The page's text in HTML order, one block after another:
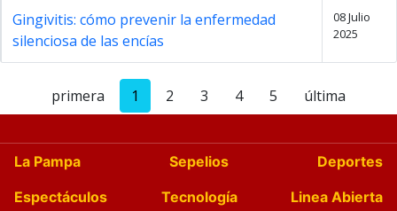
Gingivitis: cómo prevenir la enfermedad
silenciosa de las encías
08 Julio
2025
primera 1 2 3 4 5 última
La Pampa Sepelios
Deportes
Espectáculos
Tecnología
Linea Abierta